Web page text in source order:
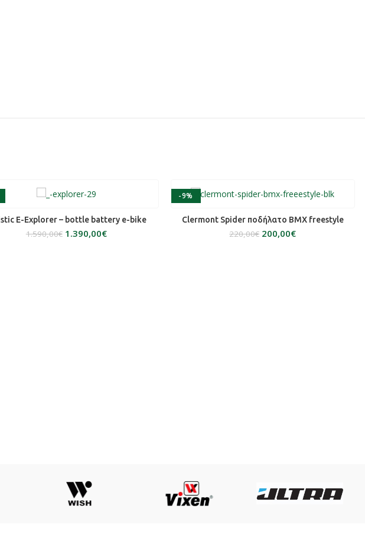
ΠΡΟΣΘΉΚΗ ΣΤΟ ΚΑΛΆΘΙ
E-Explorer – bottle battery e-bike
1.590,00€ 1.390,00€
-9%
SOLD OUTΔΙΑΒΆΣΤΕ ΠΕΡΙΣΣΌΤΕΡΑ
Clermont Spider ποδήλατο BMX freestyle
220,00€ 200,00€